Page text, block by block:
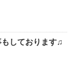
しております♫